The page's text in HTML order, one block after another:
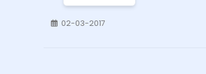
02-03-2017